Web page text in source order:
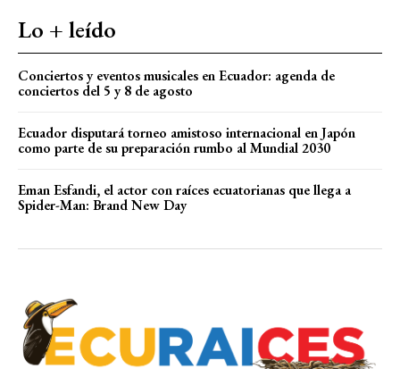
Lo + leído
Conciertos y eventos musicales en Ecuador: agenda de
conciertos del 5 y 8 de agosto
Ecuador disputará torneo amistoso internacional en Japón
como parte de su preparación rumbo al Mundial 2030
Eman Esfandi, el actor con raíces ecuatorianas que llega a
Spider-Man: Brand New Day